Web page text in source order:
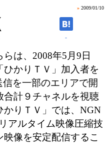
» 2009/01/10
-
は、2008年5月9日
かりＴＶ」加入者を
を一部のエリアで開
合計９チャネルを視聴
りＴＶ」では、NGN
アルタイム映像圧縮技
像を安定配信するこ